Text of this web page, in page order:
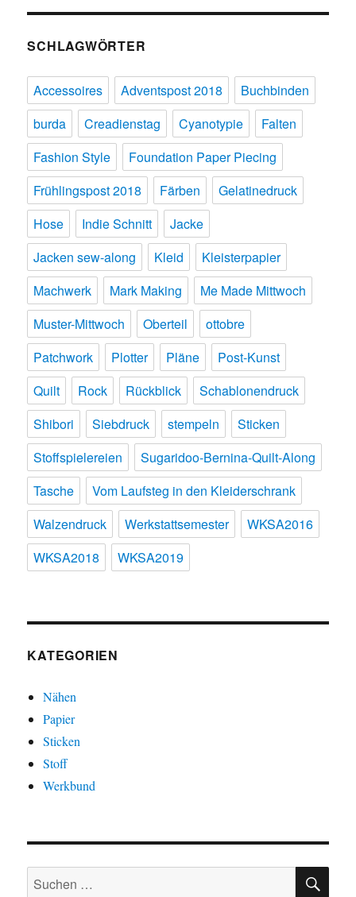
SCHLAGWÖRTER
Accessoires Adventspost 2018
Buchbinden
burda
Creadienstag Cyanotypie
Falten
Fashion Style
Foundation Paper Piecing
Frühlingspost 2018
Färben
Gelatinedruck
Hose
Indie Schnitt
Jacke
Jacken sew-along
Kleid
Kleisterpapier
Machwerk
Mark Making
Me Made Mittwoch
Muster-Mittwoch
Oberteil
ottobre
Patchwork
Plotter Pläne
Post-Kunst
Quilt
Rock Rückblick
Schablonendruck
Shibori
Siebdruck stempeln
Sticken
Stoffspielereien
Sugaridoo-Bernina-Quilt-Along
Tasche
Vom Laufsteg in den Kleiderschrank
Walzendruck
Werkstattsemester
WKSA2016
WKSA2018
WKSA2019
KATEGORIEN
Nähen
Papier
Sticken
Stoff
Werkbund
Suchen